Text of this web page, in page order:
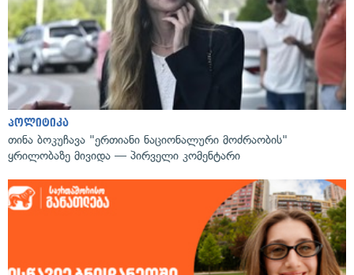
პოლიტიკა
თინა ბოკუჩავა "ერთიანი ნაციონალური მოძრაობის"
ყრილობაზე მივიდა — პირველი კომენტარი